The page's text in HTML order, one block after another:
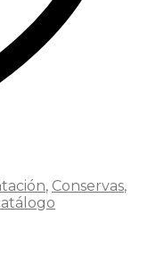
, Conservas,